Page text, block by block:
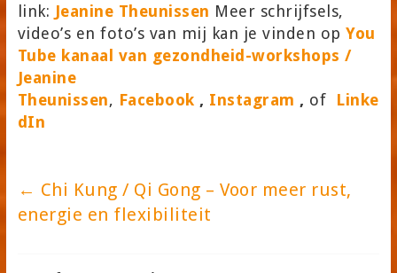
link: Jeanine Theunissen Meer schrijfsels,
video’s en foto’s van mij kan je vinden opYou
Tube kanaal van gezondheid-workshops /
Jeanine
Theunissen, Facebook , Instagram , of Linke
dIn
← Chi Kung / Qi Gong – Voor meer rust,
energie en flexibiliteit